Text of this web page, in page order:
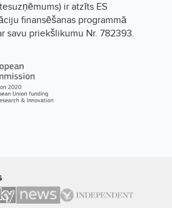
ir atzīts ES
finansēšanas programmā
savu priekšlikumu Nr. 782393.